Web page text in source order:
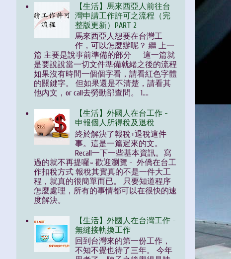
【生活】馬來西亞人前往台
灣申請工作許可之流程（完
整版更新）PART 2
馬來西亞人想要在台灣工
作，可以怎麼辦呢？ 繼 上一
篇 主要是說事前準備的部分 這一篇就
是要說說當一切文件準備就緒之後的流程
如果沒有時間一個個字看，請看紅色字體
的關鍵字。 但如果還是不清楚，請看其
他內文，or call去勞動部查問。 1....
【生活】外國人在台工作 -
申報個人所得稅及退稅
終於解決了報稅+退稅這件
事。這是一篇遲來的文。
Recall一下一些基本資訊。寫
過的就不再提囉~ 歡迎瀏覽 - 外僑在台工
作扣稅方式 報稅其實真的不是一件大工
程，就真的很簡單而已。 只要知道程序
怎麼處理，所有的事情都可以在很快的速
度解決。
【生活】外國人在台灣工作 -
無縫接軌換工作
回到台灣來的第一份工作，
不知不覺也待了三年。 今年